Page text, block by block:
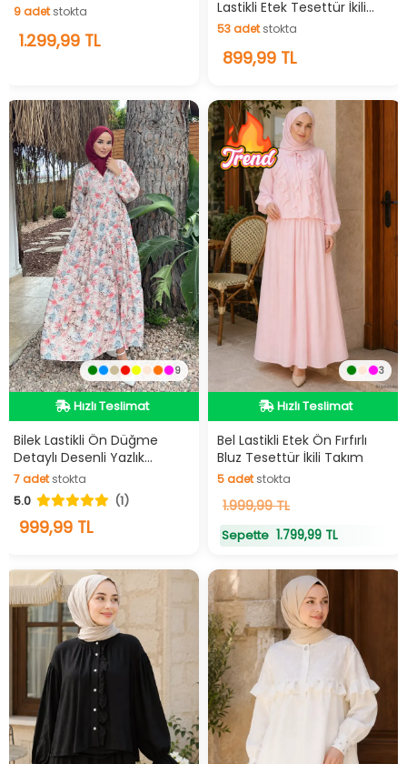
9adetstokta
9 adetstokta
1.299,99 TL
Lastikli Etek Tesettür İkili
Takım
53adetstokta
53adetstokta
899,99 TL
9
Hızlı Teslimat
Videolu Ürün
Hızlı Teslimat
Bilek Lastikli Ön Düğme
Detaylı Desenli Yazlık
Tesettür Elbise
7adetstokta
7adetstokta
5.0 (1)
999,99 TL
3
Hızlı Teslimat
Kargo Bedava
Hızlı Teslimat
Bel Lastikli Etek Ön Fırfırlı
Bluz Tesettür İkili Takım
5adetstokta
5adetstokta
1.999,99 TL
Sepette 1.799,99 TL